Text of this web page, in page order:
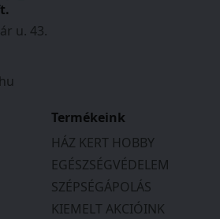
u. 43.
Termékeink
HÁZ KERT HOBBY
EGÉSZSÉGVÉDELEM
SZÉPSÉGÁPOLÁS
KIEMELT AKCIÓINK